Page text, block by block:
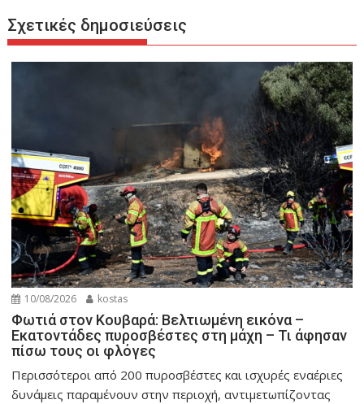
Σχετικές δημοσιεύσεις
10/08/2026 kostas
Φωτιά στον Κουβαρά: Βελτιωμένη εικόνα –
Εκατοντάδες πυροσβέστες στη μάχη – Τι άφησαν
πίσω τους οι φλόγες
Περισσότεροι από 200 πυροσβέστες και ισχυρές εναέριες
δυνάμεις παραμένουν στην περιοχή, αντιμετωπίζοντας